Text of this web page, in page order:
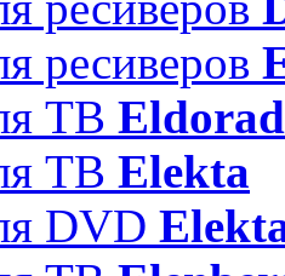
ресиверов
ТВ
ТВ Elekta
DVD